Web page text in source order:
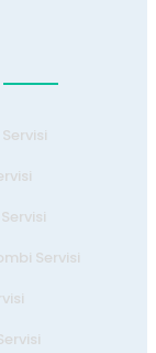
Servisi